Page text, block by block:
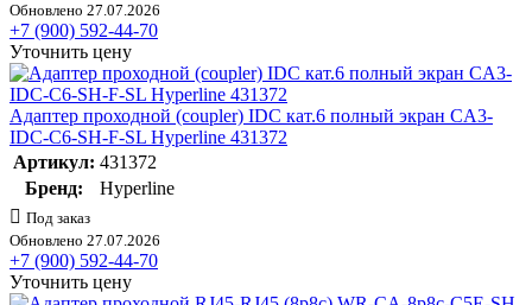
Обновлено 27.07.2026
+7 (900) 592-44-70
Уточнить цену
Адаптер проходной (coupler) IDC кат.6 полный экран CA3-
IDC-C6-SH-F-SL Hyperline 431372
Артикул: 431372
Бренд:
Hyperline
Под заказ
Обновлено 27.07.2026
+7 (900) 592-44-70
Уточнить цену